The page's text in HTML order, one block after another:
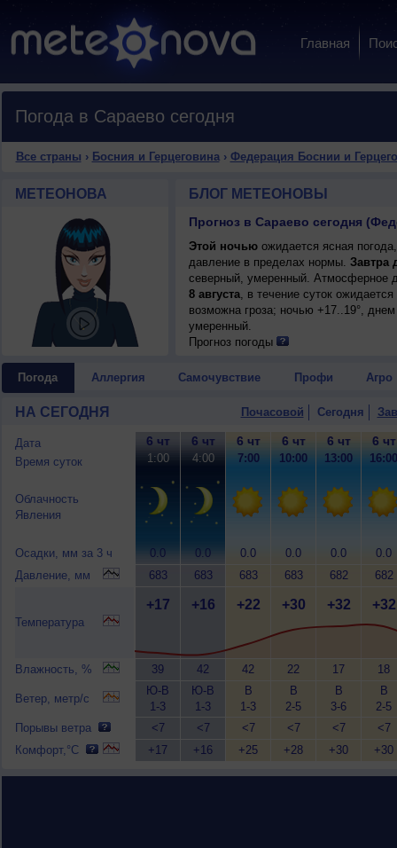
Главная
Погода в Сараево сегодня
Все страны › Босния и Герцеговина› Федерация Боснии и
МЕТЕОНОВА БЛОГ МЕТЕОНОВЫ
Этой ночьюожидается ясная
давление в пределах нормы. Завтра
северный, умеренный. Атмосферное
8 августа, в течение суток
возможна гроза; ночью +17..19°,
умеренный.
Прогноз погоды
Погода Аллергия Самочувствие Профи Агро
НА СЕГОДНЯ Почасовой Сегодня
Дата
Время суток
Облачность
Явления
Осадки, мм за 3 ч
Давление, мм
Температура
Влажность, %
Ветер, метр/с
Порывы ветра
Комфорт,°C
6 чт
1:00
0.0
683
+17
39
Ю-В
1-3
<7
+17
6 чт
4:00
0.0
683
+16
42
Ю-В
1-3
<7
+16
6 чт
7:00
0.0
683
+22
42
В
1-3
<7
+25
6 чт
10:00
0.0
683
+30
22
В
2-5
<7
+28
6 чт
13:00
0.0
682
+32
17
В
3-6
<7
+30
6 чт
16:00
0.0
682
+32
18
В
2-5
<7
+30